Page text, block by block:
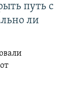
путь с
ли